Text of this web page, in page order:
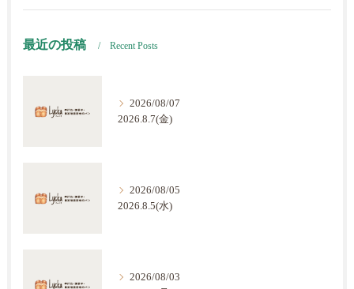
最近の投稿 Recent Posts
2026/08/07
2026.8.7(金)
2026/08/05
2026.8.5(水)
2026/08/03